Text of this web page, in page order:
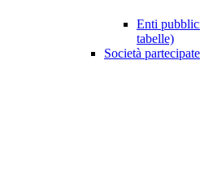
Enti
tabelle)
Società partecipate